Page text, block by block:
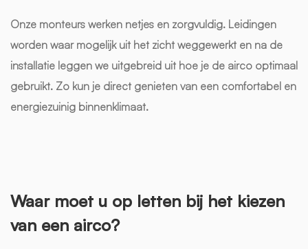
Onze monteurs werken netjes en zorgvuldig. Leidingen
worden waar mogelijk uit het zicht weggewerkt en na de
installatie leggen we uitgebreid uit hoe je de airco optimaal
gebruikt. Zo kun je direct genieten van een comfortabel en
energiezuinig binnenklimaat.
Waar moet u op letten bij het kiezen
van een airco?